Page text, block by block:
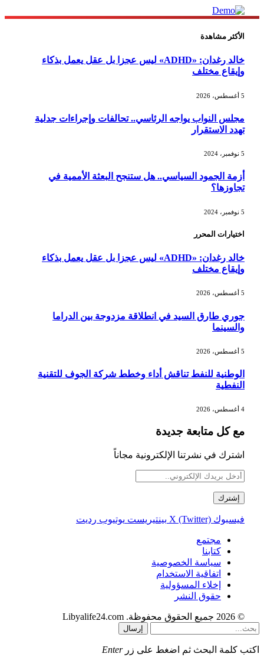
الأكثر مشاهدة
خالد رغدان: «ADHD» ليس عجزا بل عقل يعمل بذكاء
وإيقاع مختلف
مجلس النواب يواجه الرئاسي.. تحالفات وإجراءات جدلية
تهدد الاستقرار
أزمة الجمود السياسي.. هل ستنجح البعثة الأممية في
تجاوزها؟
اختيارات المحرر
خالد رغدان: «ADHD» ليس عجزا بل عقل يعمل بذكاء
وإيقاع مختلف
جوري طارق السيد في انطلاقة مزدوجة بين الدراما
والسينما
الوطنية للنفط تناقش أداء وخطط شركة الجوف للتقنية
النفطية
مع كل متابعة جديدة
اشترك في نشرتنا الإلكترونية مجاناً
فيسبوك X (Twitter) بينتيريست يوتيوب رديت
مجتمع
كتابنا
سياسة الخصوصية
اتفاقية الاستخدام
إخلاء المسؤولية
حقوق النشر
© 2026 جميع الحقوق محفوظة. Libyalife24.com
إرسال
اكتب كلمة البحث ثم اضغط على زر Enter